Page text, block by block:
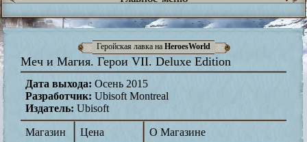
Геройская лавка на HeroesWorld
Меч и Магия. Герои VII. Deluxe Edition
Дата выхода: Осень 2015
Разработчик: Ubisoft Montreal
Издатель: Ubisoft
Магазин Цена О Магазине